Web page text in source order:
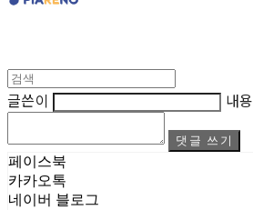
글쓴이 내용
댓글 쓰기
페이스북
카카오톡
네이버 블로그